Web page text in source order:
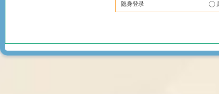
隐身登录